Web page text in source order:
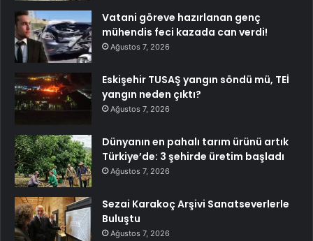
Vatani göreve hazırlanan genç
mühendis feci kazada can verdi!
Ağustos 7, 2026
Eskişehir TUSAŞ yangın söndü mü, TEİ
yangın neden çıktı?
Ağustos 7, 2026
Dünyanın en pahalı tarım ürünü artık
Türkiye’de: 3 şehirde üretim başladı
Ağustos 7, 2026
Sezai Karakoç Arşivi Sanatseverlerle
Buluştu
Ağustos 7, 2026